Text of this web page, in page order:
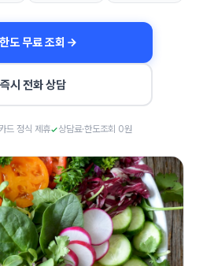
도 무료 조회
즉시 전화 상담
드 정식 제휴 상담료·한도조회 0원